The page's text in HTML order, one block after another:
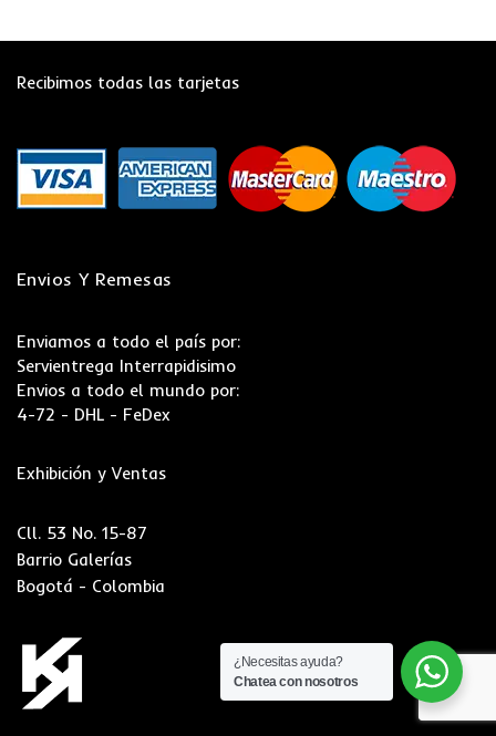
Recibimos todas las tarjetas
Envios Y Remesas
Enviamos a todo el país por:
Servientrega Interrapidisimo
Envios a todo el mundo por:
4-72 - DHL - FeDex
Exhibición y Ventas
Cll. 53 No. 15-87
Barrio Galerías
Bogotá - Colombia
¿Necesitas ayuda?
Chatea con nosotros